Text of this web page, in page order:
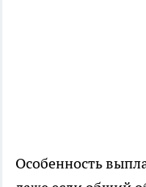
Особенность